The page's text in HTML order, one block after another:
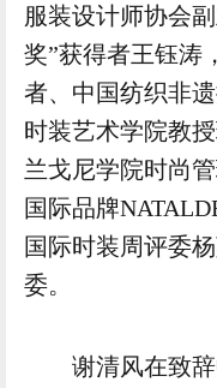
服装设计师协会
奖”获得者王钰涛
者、中国纺织非
时装艺术学院教
兰戈尼学院时尚
国际品牌
国际时装周评委
委。
谢清风在致